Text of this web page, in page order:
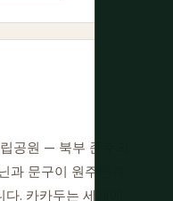
공원 — 북부 준주의
문구이 원주민과
. 카카두는 세계에